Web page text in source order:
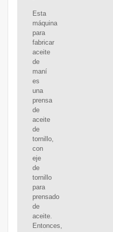
Esta
máquina
para
fabricar
aceite
de
maní
es
una
prensa
de
aceite
de
tornillo,
con
eje
de
tornillo
para
prensado
de
aceite.
Entonces,